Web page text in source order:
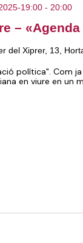
–
19:00 - 20:00
del Xiprer, 13,
política". Com
en viure en un